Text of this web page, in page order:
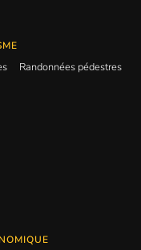
Randonnées pédestres